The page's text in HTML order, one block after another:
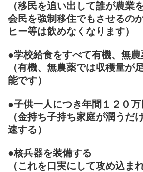
（移民を追い出して誰が農業
会民を強制移住でもさせるの
ヒー等は飲めなくなります）
●学校給食をすべて有機、無農
（有機、無農薬では収穫量が
能です）
●子供一人につき年間１２０
（金持ち子持ち家庭が潤うだ
速する）
●核兵器を装備する
（これを口実にして攻め込ま